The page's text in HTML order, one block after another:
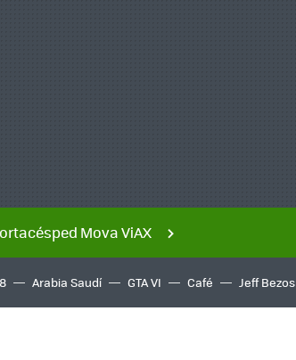
Mova ViAX
Arabia Saudí GTA VI Café Jeff Bezos